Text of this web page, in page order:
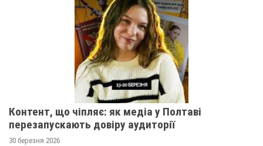
Контент, що чіпляє: як медіа у Полтаві
перезапускають довіру аудиторії
30 березня 2026